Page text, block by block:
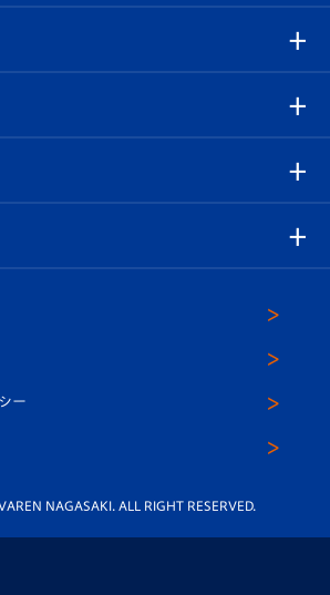
ル
イド
崎おもてなしガイド
ンクラブ）
ート
プ
せ
スタグラム
ー
NAGASAKI. ALL RIGHT RESERVED.